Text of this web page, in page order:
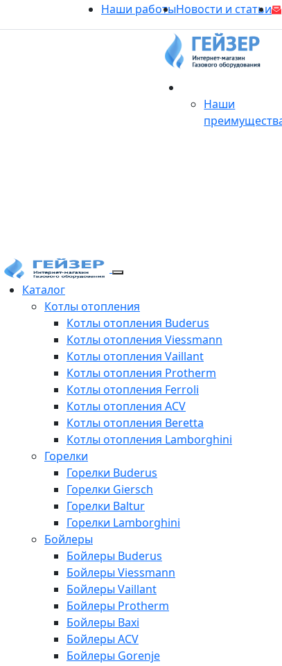
Наши работыНовости и статьи
Наши
Каталог
Котлы отопления
Котлы отопления Buderus
Котлы отопления Viessmann
Котлы отопления Vaillant
Котлы отопления Protherm
Котлы отопления Ferroli
Котлы отопления ACV
Котлы отопления Beretta
Котлы отопления Lamborghini
Горелки
Горелки Buderus
Горелки Giersch
Горелки Baltur
Горелки Lamborghini
Бойлеры
Бойлеры Buderus
Бойлеры Viessmann
Бойлеры Vaillant
Бойлеры Protherm
Бойлеры Baxi
Бойлеры ACV
Бойлеры Gorenje